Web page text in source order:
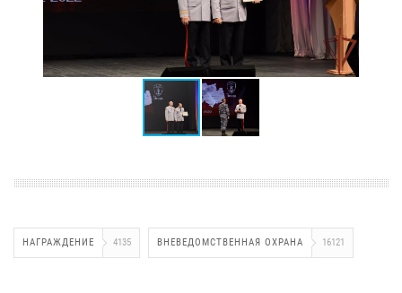
НАГРАЖДЕНИЕ 4135 ВНЕВЕДОМСТВЕННАЯ ОХРАНА 16121